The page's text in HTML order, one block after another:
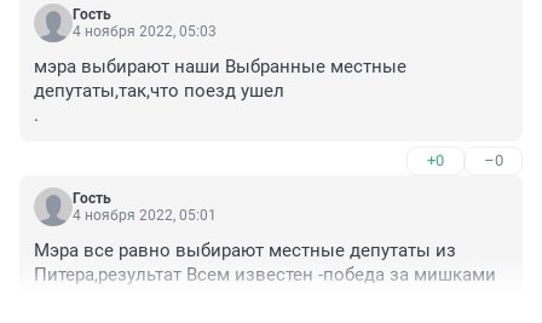
Гость
4 ноября 2022, 05:03
мэра выбирают наши Выбранные местные
депутаты,так,что поезд ушел
.
+0 –0
Гость
4 ноября 2022, 05:01
Мэра все равно выбирают местные депутаты из
Питера,результат Всем известен -победа за мишками